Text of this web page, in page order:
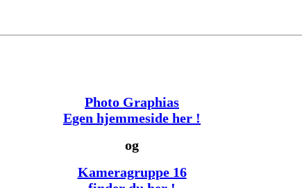
Photo Graphias
Egen hjemmeside her !
og
Kameragruppe 16